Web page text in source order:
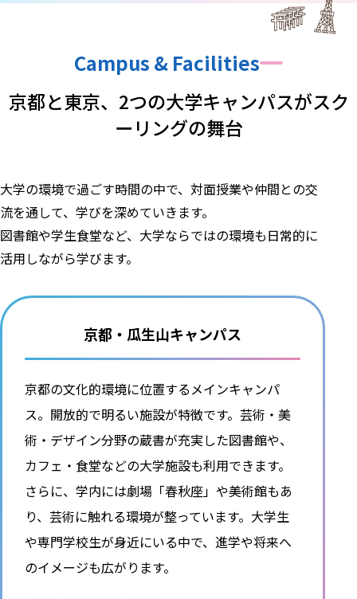
Campus & Facilities
京都と東京、 2つの大学キャンパスがスク
ーリングの舞台
大学の環境で過ごす時間の中で、対面授業や仲間との交
流を通して、学びを深めていきます。
図書館や学生食堂など、大学ならではの環境も日常的に
活用しながら学びます。
京都・瓜生山キャンパス
京都の文化的環境に位置するメインキャンパ
ス。開放的で明るい施設が特徴です。芸術・美
術・デザイン分野の蔵書が充実した図書館や、
カフェ・食堂などの大学施設も利用できます。
さらに、学内には劇場「春秋座」や美術館もあ
り、芸術に触れる環境が整っています。大学生
や専門学校生が身近にいる中で、進学や将来へ
のイメージも広がります。